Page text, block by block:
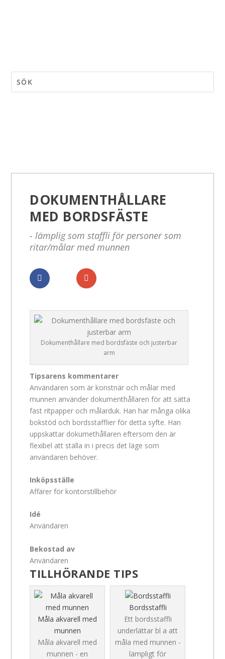
DOKUMENTHÅLLARE
MED BORDSFÄSTE
- lämplig som staffli för personer som
ritar/målar med munnen
Dokumenthållare med bordsfäste och justerbar
arm
Tipsarens kommentarer
Användaren som är konstnär och målar med
munnen använder dokumenthållaren för att sätta
fast ritpapper och målarduk. Han har många olika
bokstöd och bordsstafflier för detta syfte. Han
uppskattar dokumethållaren eftersom den är
flexibel att ställa in i precis det läge som
användaren behöver.
Inköpsställe
Affärer för kontorstillbehör
Idé
Användaren
Bekostad av
Användaren
TILLHÖRANDE TIPS
Måla akvarell med
munnen
Måla akvarell med
munnen - en
Bordsstaffli
Ett bordsstaffli
underlättar bl a att
måla med munnen -
lämpligt för